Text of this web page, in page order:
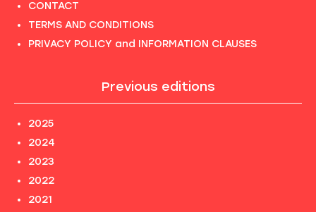
CONTACT
TERMS AND CONDITIONS
PRIVACY POLICY and INFORMATION CLAUSES
Previous editions
2025
2024
2023
2022
2021